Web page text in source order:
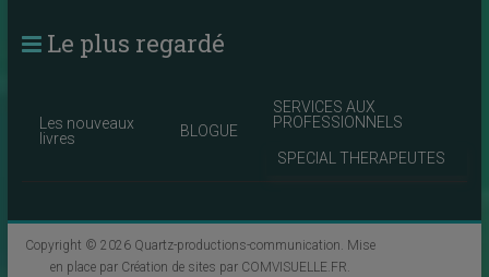
Le plus regardé
Les nouveaux
livres
BLOGUE
SERVICES AUX
PROFESSIONNELS
SPECIAL THERAPEUTES
Copyright © 2026 Quartz-productions-communication . Mise
en place par Création de sites par COMVISUELLE.FR